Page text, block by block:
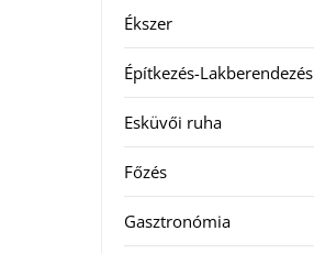
Ékszer
Építkezés-Lakberendezés
Esküvői ruha
Főzés
Gasztronómia